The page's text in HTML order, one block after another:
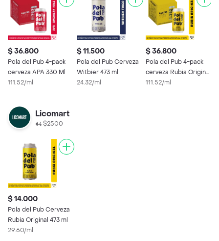
$ 36.800
Pola del Pub 4-pack
cerveza APA 330 Ml
111.52/ml
$ 11.500
Pola del Pub Cerveza
Witbier 473 ml
24.32/ml
$ 36.800
Pola del Pub 4-pack
cerveza Rubia Original
330 Ml
111.52/ml
Licomart
$2500
$ 14.000
Pola del Pub Cerveza
Rubia Original 473 ml
29.60/ml